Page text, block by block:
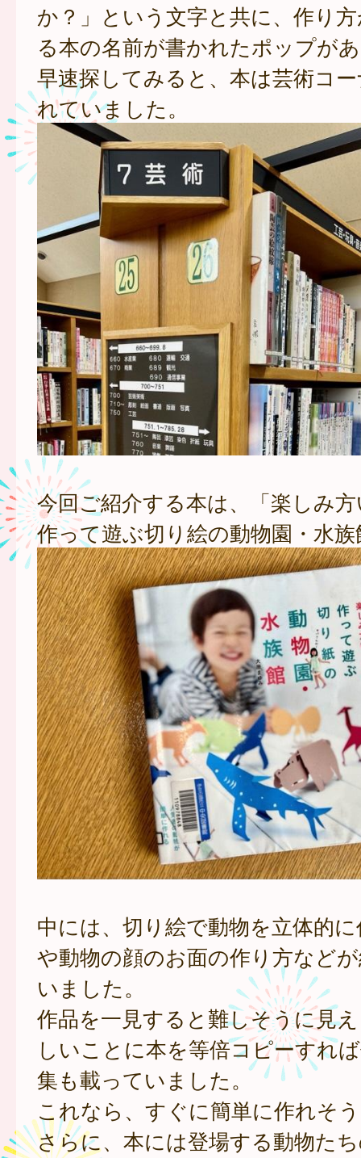
か？」という文字と共に、作り
る本の名前が書かれたポップが
早速探してみると、本は芸術コ
れていました。
今回ご紹介する本は、「楽しみ
作って遊ぶ切り絵の動物園・水
中には、切り絵で動物を立体的
や動物の顔のお面の作り方など
いました。
作品を一見すると難しそうに見
しいことに本を等倍コピーすれ
集も載っていました。
これなら、すぐに簡単に作れそ
さらに、本には登場する動物た